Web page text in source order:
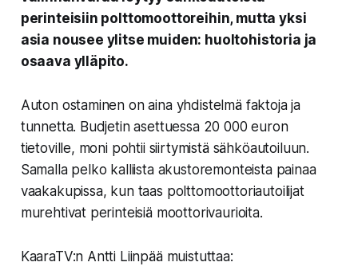
perinteisiin polttomoottoreihin, mutta yksi
asia nousee ylitse muiden: huoltohistoria ja
osaava ylläpito.
Auton ostaminen on aina yhdistelmä faktoja ja
tunnetta. Budjetin asettuessa 20 000 euron
tietoville, moni pohtii siirtymistä sähköautoiluun.
Samalla pelko kalliista akustoremonteista painaa
vaakakupissa, kun taas polttomoottoriautoilijat
murehtivat perinteisiä moottorivaurioita.
KaaraTV:n Antti Liinpää muistuttaa: